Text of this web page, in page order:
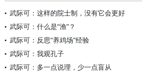
武际可：这样的院士制，没有它会更好
武际可：什么是“渔”？
武际可：反思“养鸡场”经验
武际可：我观孔子
武际可：多一点说理，少一点盲从